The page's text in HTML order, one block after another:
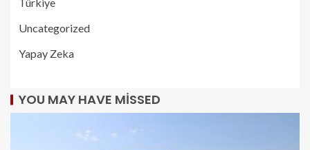
Uncategorized
Yapay Zeka
YOU MAY HAVE MISSED